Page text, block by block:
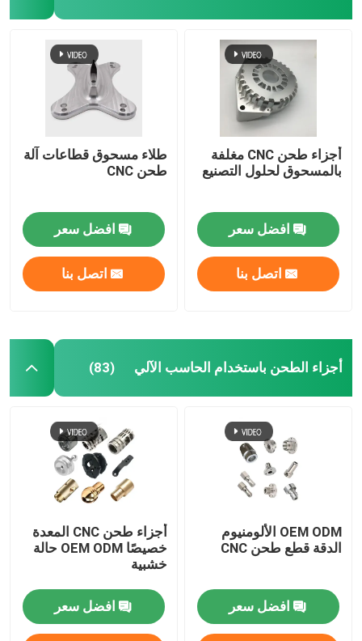
أجزاء طحن CNC مغلفة
بالمسحوق لحلول التصنيع
افضل سعر
اتصل بنا
طلاء مسحوق قطاعات آلة
طحن CNC
افضل سعر
اتصل بنا
أجزاء الطحن باستخدام الحاسب الآلي (83)
OEM ODM الألومنيوم
الدقة قطع طحن CNC
افضل سعر
أجزاء طحن CNC المعدة
خصيصًا OEM ODM حالة
خشبية
افضل سعر